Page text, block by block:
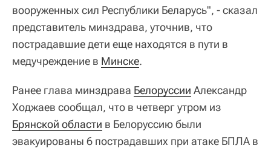
вооруженных сил Республики Беларусь", - сказал
представитель минздрава, уточнив, что
пострадавшие дети еще находятся в пути в
медучреждение в Минске.
Ранее глава минздрава Белоруссии Александр
Ходжаев сообщал, что в четверг утром из
Брянской области в Белоруссию были
эвакуированы 6 пострадавших при атаке БПЛА в